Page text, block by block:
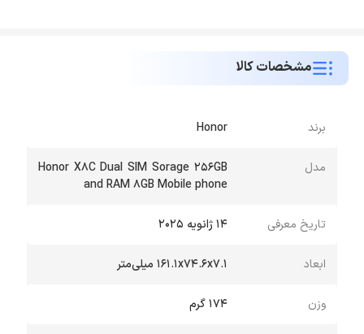
مشخصات کالا
برند Honor
مدل
Honor X8C Dual SIM Sorage 256GB
and RAM 8GB Mobile phone
تاریخ معرفی ۱۴ ژانویه ۲۰۲۵
ابعاد ۱۶۱.۱x۷۴.۶x۷.۱ میلی‌متر
وزن 174 گرم